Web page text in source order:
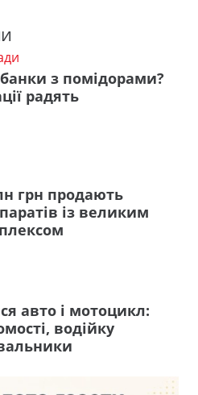
з помідорами?
радять
грн продають
із великим
авто і мотоцикл:
водійку